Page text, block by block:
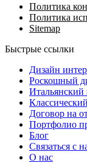
Политика
Политика
Sitemap
Быстрые ссылки
Дизайн
Роскошный
Итальянский
Договор на
Портфолио
Блог
Связаться с
О нас